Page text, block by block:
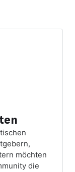
möchten
die